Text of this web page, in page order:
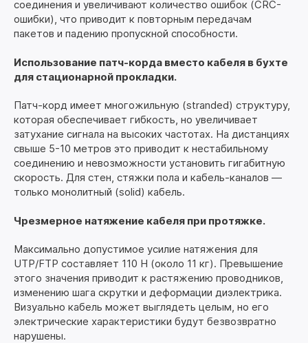
соединения и увеличивают количество ошибок (CRC-
ошибки), что приводит к повторным передачам
пакетов и падению пропускной способности.
Использование патч-корда вместо кабеля в бухте
для стационарной прокладки.
Патч-корд имеет многожильную (stranded) структуру,
которая обеспечивает гибкость, но увеличивает
затухание сигнала на высоких частотах. На дистанциях
свыше 5-10 метров это приводит к нестабильному
соединению и невозможности установить гигабитную
скорость. Для стен, стяжки пола и кабель-каналов —
только монолитный (solid) кабель.
Чрезмерное натяжение кабеля при протяжке.
Максимально допустимое усилие натяжения для
UTP/FTP составляет 110 Н (около 11 кг). Превышение
этого значения приводит к растяжению проводников,
изменению шага скрутки и деформации диэлектрика.
Визуально кабель может выглядеть целым, но его
электрические характеристики будут безвозвратно
нарушены.